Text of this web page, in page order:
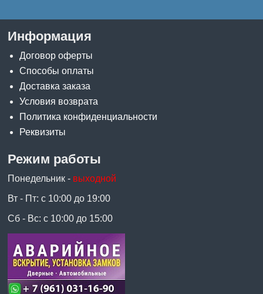
Информация
Договор оферты
Способы оплаты
Доставка заказа
Условия возврата
Политика конфиденциальности
Реквизиты
Режим работы
Понедельник - выходной
Вт - Пт: с 10:00 до 19:00
Сб - Вс: с 10:00 до 15:00